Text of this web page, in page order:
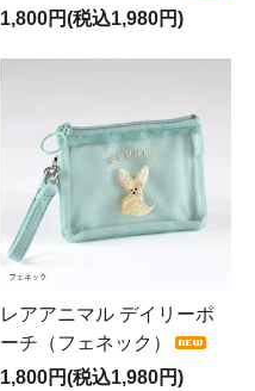
1,800円(税込1,980円)
レアアニマル デイリーポ
ーチ（フェネック）
1,800円(税込1,980円)